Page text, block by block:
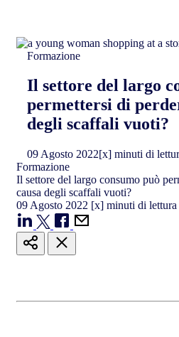
Formazione
Il settore del largo
permettersi di
degli scaffali vuoti?
09 Agosto 2022[x] minuti di
Formazione
Il settore del largo consumo può
causa degli scaffali vuoti?
09 Agosto 2022 [x] minuti di lettura